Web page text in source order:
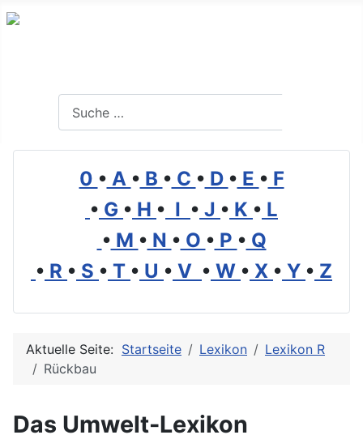
0 • A • B • C • D • E • F
• G • H • I • J • K • L
• M • N • O • P • Q
• R • S • T • U • V • W • X • Y • Z
Aktuelle Seite: Startseite Lexikon
Lexikon R
Rückbau
Das Umwelt-Lexikon